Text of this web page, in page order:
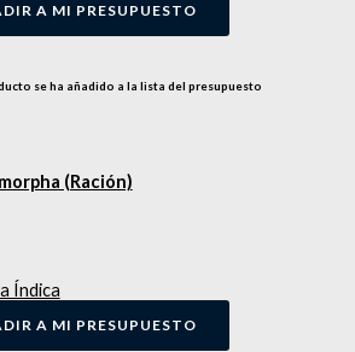
A MI PRESUPUESTO
se ha añadido a la lista del presupuesto
(Ración)
A MI PRESUPUESTO